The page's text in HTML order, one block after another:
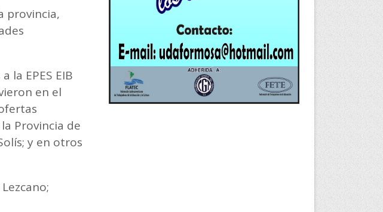
provincia,
la EPES EIB
en el
Provincia de
y en otros